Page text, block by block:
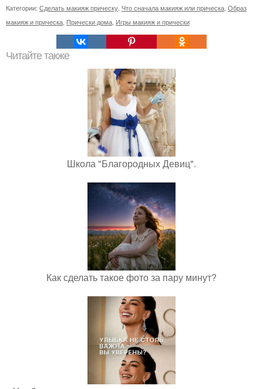
Категории: Сделать макияж прическу Что сначала макияж или прическа Образ
макияж и прическа Прически дома Игры макияж и прически
Читайте также
Школа "Благородных Девиц".
Как сделать такое фото за пару минут?